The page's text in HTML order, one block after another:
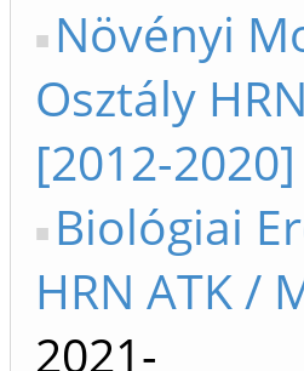
Növényi
Osztály
[2012-2020]
Biológiai
HRN ATK /
2021-